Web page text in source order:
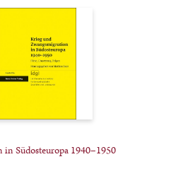
Südosteuropa 1940–1950